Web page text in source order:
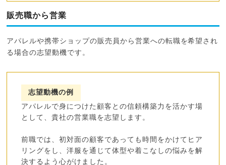
販売職から営業
アパレルや携帯ショップの販売員から営業への転職を希望され
る場合の志望動機です。
志望動機の例
アパレルで身につけた顧客との信頼構築力を活かす場
として、貴社の営業職を志望します。
前職では、初対面の顧客であっても時間をかけてヒア
リングをし、洋服を通じて体型や着こなしの悩みを解
決するよう心がけました。